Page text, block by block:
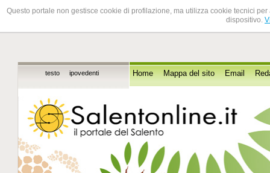
Questo portale non gestisce cookie di profilazione, ma utilizza cookie tecnici
dispositivo.
testo ipovedenti Home Mappa del sito Email